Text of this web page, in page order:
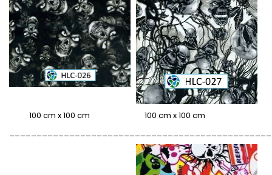
100 cm x 100 cm 100 cm x 100 cm